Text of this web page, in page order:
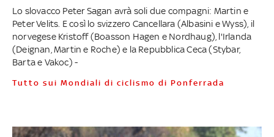
Lo slovacco Peter Sagan avrà soli due compagni: Martin e
Peter Velits. E così lo svizzero Cancellara (Albasini e Wyss), il
norvegese Kristoff (Boasson Hagen e Nordhaug), l'Irlanda
(Deignan, Martin e Roche) e la Repubblica Ceca (Stybar,
Barta e Vakoc) -
Tutto sui Mondiali di ciclismo di Ponferrada